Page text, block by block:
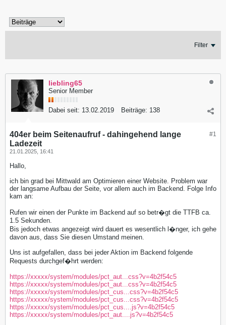
Filter
liebling65
Senior Member
Dabei seit: 13.02.2019 Beiträge: 138
#1
404er beim Seitenaufruf - dahingehend lange
Ladezeit
21.01.2025, 16:41
Hallo,
ich bin grad bei Mittwald am Optimieren einer Website. Problem war
der langsame Aufbau der Seite, vor allem auch im Backend. Folge Info
kam an:
Rufen wir einen der Punkte im Backend auf so betr�gt die TTFB ca.
1.5 Sekunden.
Bis jedoch etwas angezeigt wird dauert es wesentlich l�nger, ich gehe
davon aus, dass Sie diesen Umstand meinen.
Uns ist aufgefallen, dass bei jeder Aktion im Backend folgende
Requests durchgef�hrt werden:
https://xxxxx/system/modules/pct_aut...css?v=4b2f54c5
https://xxxxx/system/modules/pct_aut...css?v=4b2f54c5
https://xxxxx/system/modules/pct_cus...css?v=4b2f54c5
https://xxxxx/system/modules/pct_cus...css?v=4b2f54c5
https://xxxxx/system/modules/pct_cus....js?v=4b2f54c5
https://xxxxx/system/modules/pct_aut....js?v=4b2f54c5